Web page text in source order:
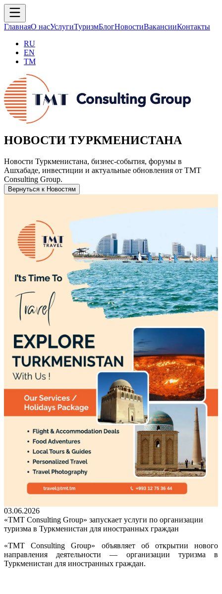
ГлавнаяО насУслугиТуризмБлогНовостиВакансииКонтакты
RU
EN
TM
НОВОСТИ ТУРКМЕНИСТАНА
Новости Туркменистана, бизнес-события, форумы в
Ашхабаде, инвестиции и актуальные обновления от TMT
Consulting Group.
Вернуться к Новостям
03.06.2026
«TMT Consulting Group» запускает услуги по организации
туризма в Туркменистан для иностранных граждан
«TMT Consulting Group» объявляет об открытии нового
направления деятельности — организации туризма в
Туркменистан для иностранных граждан.